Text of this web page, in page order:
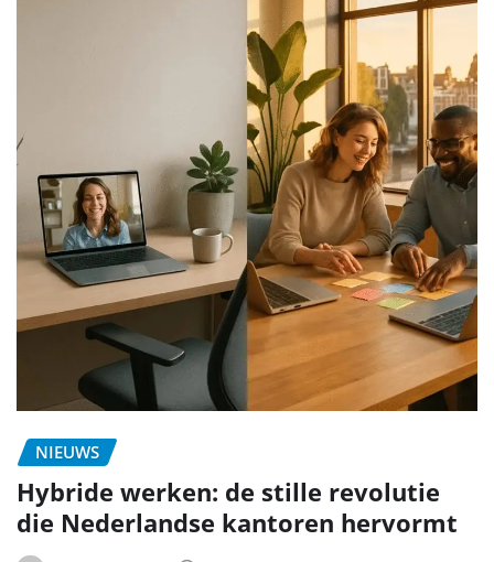
NIEUWS
Hybride werken: de stille revolutie
die Nederlandse kantoren hervormt